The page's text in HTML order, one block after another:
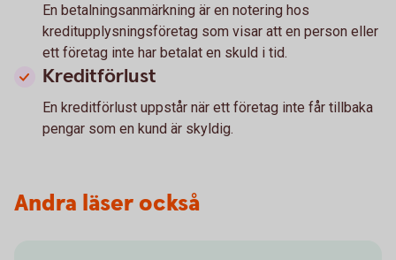
En betalningsanmärkning är en notering hos
kreditupplysningsföretag som visar att en person eller
ett företag inte har betalat en skuld i tid.
Kreditförlust
En kreditförlust uppstår när ett företag inte får tillbaka
pengar som en kund är skyldig.
Andra läser också